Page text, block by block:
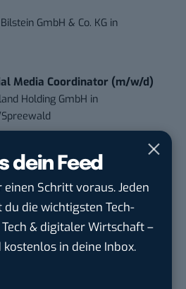
dein Feed
Schritt voraus. Jeden
die wichtigsten Tech-
Tech & digitaler Wirtschaft –
in deine Inbox.
GmbH & Co. KG in
Media Coordinator (m/w/d)
Holding GmbH in
Consultant & Account Lead
GmbH inFrankfurt am Main,
Main
(m/w/d) Online-